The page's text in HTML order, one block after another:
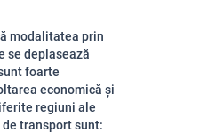
modalitatea prin
se deplasează
foarte
economică și
regiuni ale
transport sunt: